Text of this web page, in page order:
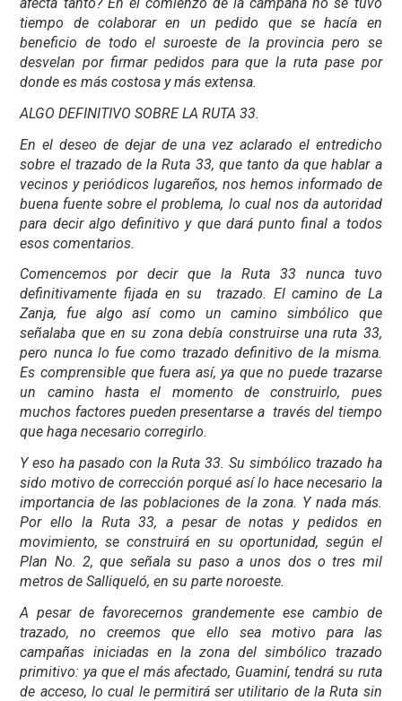
tiempo de colaborar en un pedido que se hacía en
beneficio de todo el suroeste de la provincia pero se
desvelan por firmar pedidos para que la ruta pase por
donde es más costosa y más extensa.
ALGO DEFINITIVO SOBRE LA RUTA 33.
En el deseo de dejar de una vez aclarado el entredicho
sobre el trazado de la Ruta 33, que tanto da que hablar a
vecinos y periódicos lugareños, nos hemos informado de
buena fuente sobre el problema, lo cual nos da autoridad
para decir algo definitivo y que dará punto final a todos
esos comentarios.
Comencemos por decir que la Ruta 33 nunca tuvo
definitivamente fijada en su trazado. El camino de La
Zanja, fue algo así como un camino simbólico que
señalaba que en su zona debía construirse una ruta 33,
pero nunca lo fue como trazado definitivo de la misma.
Es comprensible que fuera así, ya que no puede trazarse
un camino hasta el momento de construirlo, pues
muchos factores pueden presentarse a través del tiempo
que haga necesario corregirlo.
Y eso ha pasado con la Ruta 33. Su simbólico trazado ha
sido motivo de corrección porqué así lo hace necesario la
importancia de las poblaciones de la zona. Y nada más.
Por ello la Ruta 33, a pesar de notas y pedidos en
movimiento, se construirá en su oportunidad, según el
Plan No. 2, que señala su paso a unos dos o tres mil
metros de Salliqueló, en su parte noroeste.
A pesar de favorecernos grandemente ese cambio de
trazado, no creemos que ello sea motivo para las
campañas iniciadas en la zona del simbólico trazado
primitivo: ya que el más afectado, Guaminí, tendrá su ruta
de acceso, lo cual le permitirá ser utilitario de la Ruta sin